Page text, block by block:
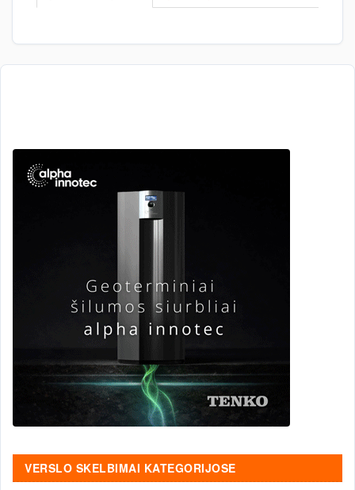
VERSLO SKELBIMAI KATEGORIJOSE